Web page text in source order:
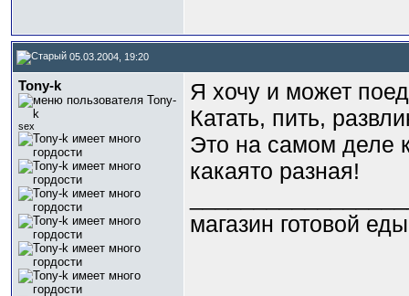
05.03.2004, 19:20
Tony-k
sex
Я хочу и может
Катать, пить,
Это на самом деле
какаято разная!
магазин готовой еды